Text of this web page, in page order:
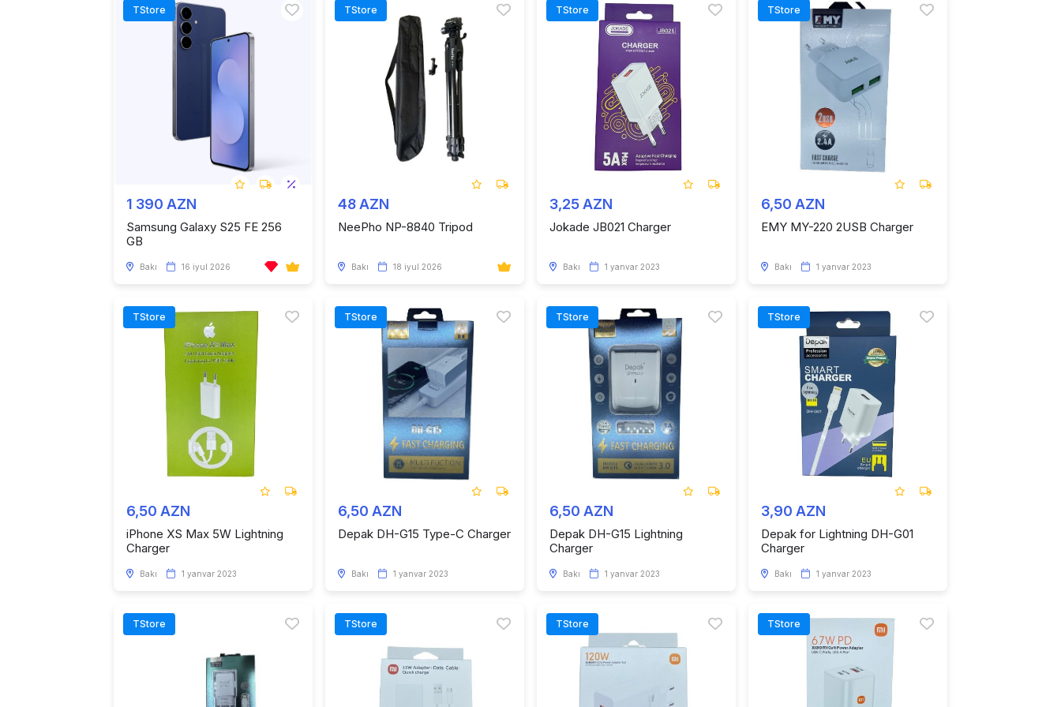
TStore
1 390 AZN
Samsung Galaxy S25 FE 256
GB
Bakı 16 iyul 2026
TStore
48 AZN
NeePho NP-8840 Tripod
Bakı 18 iyul 2026
TStore
3,25 AZN
Jokade JB021 Charger
Bakı 1 yanvar 2023
TStore
6,50 AZN
EMY MY-220 2USB Charger
Bakı 1 yanvar 2023
TStore
6,50 AZN
iPhone XS Max 5W Lightning
Charger
Bakı 1 yanvar 2023
TStore
6,50 AZN
Depak DH-G15 Type-C Charger
Bakı 1 yanvar 2023
TStore
6,50 AZN
Depak DH-G15 Lightning
Charger
Bakı 1 yanvar 2023
TStore
3,90 AZN
Depak for Lightning DH-G01
Charger
Bakı 1 yanvar 2023
TStore TStore TStore TStore